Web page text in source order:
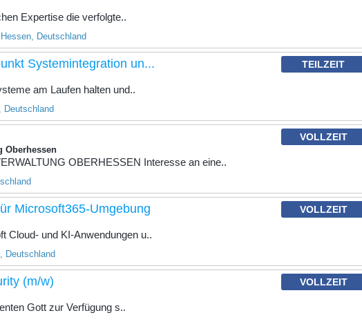
Expertise die verfolgte..
Hessen, Deutschland
Systemintegration un... TEILZEIT
am Laufen halten und..
Deutschland
Oberhessen
VOLLZEIT
OBERHESSEN Interesse an eine..
Microsoft365-Umgebung VOLLZEIT
Cloud- und KI-Anwendungen u..
Deutschland
(m/w) VOLLZEIT
Gott zur Verfügung s..